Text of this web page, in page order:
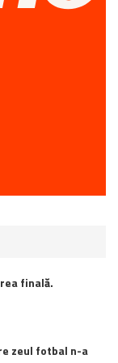
finală.
zeul fotbal n-a